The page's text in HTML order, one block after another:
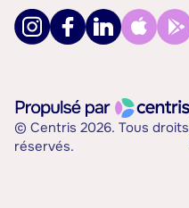
© Centris 2026. Tous droits
réservés.